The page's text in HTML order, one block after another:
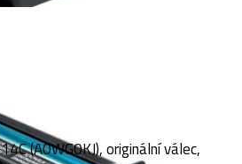
(A0WG0KJ), originální válec,